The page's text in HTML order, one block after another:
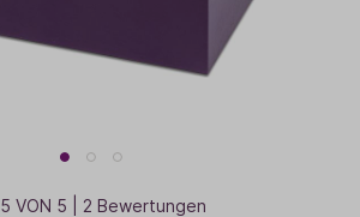
5 VON 5 | 2 Bewertungen